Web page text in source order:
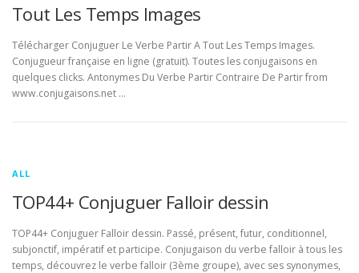
Tout Les Temps Images
Télécharger Conjuguer Le Verbe Partir A Tout Les Temps Images.
Conjugueur française en ligne (gratuit). Toutes les conjugaisons en
quelques clicks. Antonymes Du Verbe Partir Contraire De Partir from
www.conjugaisons.net …
ALL
TOP44+ Conjuguer Falloir dessin
TOP44+ Conjuguer Falloir dessin. Passé, présent, futur, conditionnel,
subjonctif, impératif et participe. Conjugaison du verbe falloir à tous les
temps, découvrez le verbe falloir (3ème groupe), avec ses synonymes,